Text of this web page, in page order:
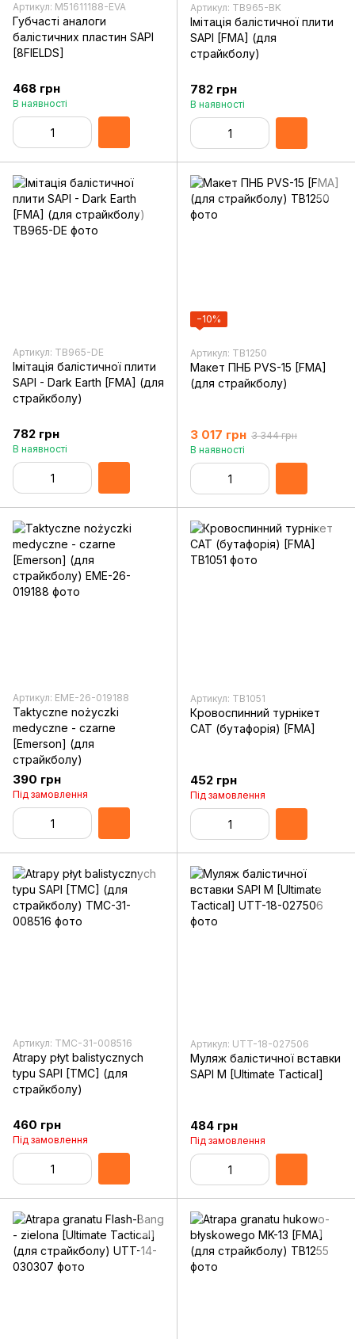
Артикул: M51611188-EVA
Губчасті аналоги
балістичних пластин SAPI
[8FIELDS]
468 грн
В наявності
Артикул: TB965-BK
Імітація балістичної плити
SAPI [FMA] (для
страйкболу)
782 грн
В наявності
Артикул: TB965-DE
Імітація балістичної плити
SAPI - Dark Earth [FMA] (для
страйкболу)
782 грн
В наявності
−10%
Артикул: TB1250
Макет ПНБ PVS-15 [FMA]
(для страйкболу)
3 017 грн 3 344 грн
В наявності
Артикул: EME-26-019188
Taktyczne nożyczki
medyczne - czarne
[Emerson] (для
страйкболу)
390 грн
Під замовлення
Артикул: TB1051
Кровоспинний турнікет
CAT (бутафорія) [FMA]
452 грн
Під замовлення
Артикул: TMC-31-008516
Atrapy płyt balistycznych
typu SAPI [TMC] (для
страйкболу)
460 грн
Під замовлення
Артикул: UTT-18-027506
Муляж балістичної вставки
SAPI M [Ultimate Tactical]
484 грн
Під замовлення